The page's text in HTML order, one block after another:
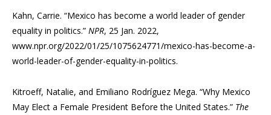
Kahn, Carrie. “Mexico has become a world leader of gender
equality in politics.” NPR, 25 Jan. 2022,
www.npr.org/2022/01/25/1075624771/mexico-has-become-a-
world-leader-of-gender-equality-in-politics.
Kitroeff, Natalie, and Emiliano Rodríguez Mega. “Why Mexico
May Elect a Female President Before the United States.” The